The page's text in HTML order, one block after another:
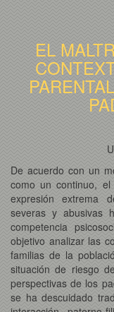
EL
De acuerdo con un
como un continuo,
expresión extrema
severas y abusivas
competencia
objetivo analizar las
familias de la
situación de riesgo
perspectivas de los
se ha descuidado